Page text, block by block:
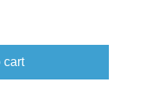
cart